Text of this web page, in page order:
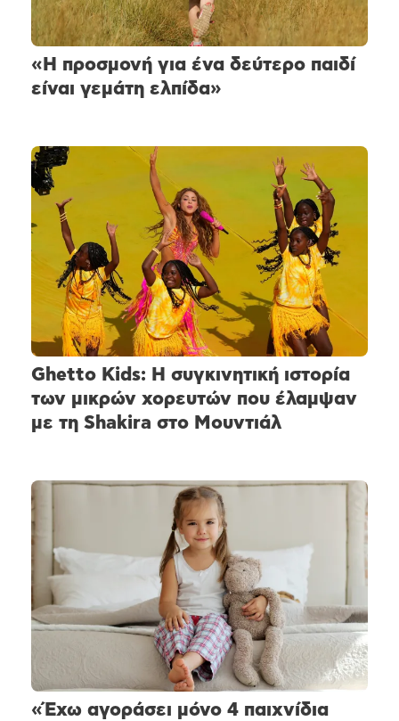
«Η προσμονή για ένα δεύτερο παιδί
είναι γεμάτη ελπίδα»
Ghetto Kids: Η συγκινητική ιστορία
των μικρών χορευτών που έλαμψαν
με τη Shakira στο Μουντιάλ
«Έχω αγοράσει μόνο 4 παιχνίδια